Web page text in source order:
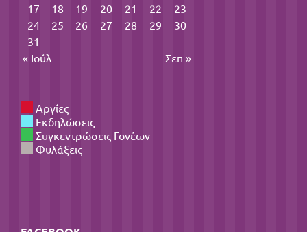
17
18 19 20 21 22
23
24
25 26 27 28 29
30
31
« Ιούλ
Σεπ »
Αργίες
Εκδηλώσεις
Συγκεντρώσεις Γονέων
Φυλάξεις